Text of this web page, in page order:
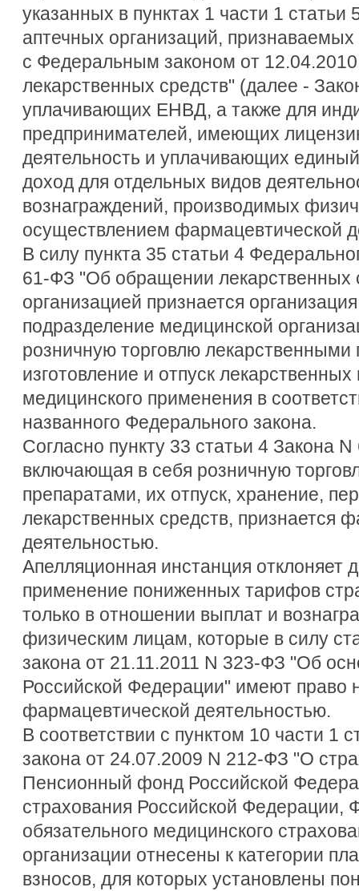
указанных в пунктах 1 части 1
аптечных организаций,
с Федеральным законом от
лекарственных средств" (далее -
уплачивающих ЕНВД, а также для
предпринимателей, имеющих
деятельность и уплачивающих
доход для отдельных видов
вознаграждений, производимых
осуществлением фармацевтической
В силу пункта 35 статьи 4
61-ФЗ "Об обращении лекарственных
организацией признается
подразделение медицинской
розничную торговлю
изготовление и отпуск
медицинского применения в
названного Федерального закона.
Согласно пункту 33 статьи 4 Закона
включающая в себя розничную
препаратами, их отпуск, хранение,
лекарственных средств, признается
деятельностью.
Апелляционная инстанция отклоняет
применение пониженных тарифов
только в отношении выплат и
физическим лицам, которые в силу
закона от 21.11.2011 N 323-ФЗ "Об
Российской Федерации" имеют право
фармацевтической деятельностью.
В соответствии с пунктом 10 части 1
закона от 24.07.2009 N 212-ФЗ "О
Пенсионный фонд Российской
страхования Российской
обязательного медицинского
организации отнесены к категории
взносов, для которых установлены